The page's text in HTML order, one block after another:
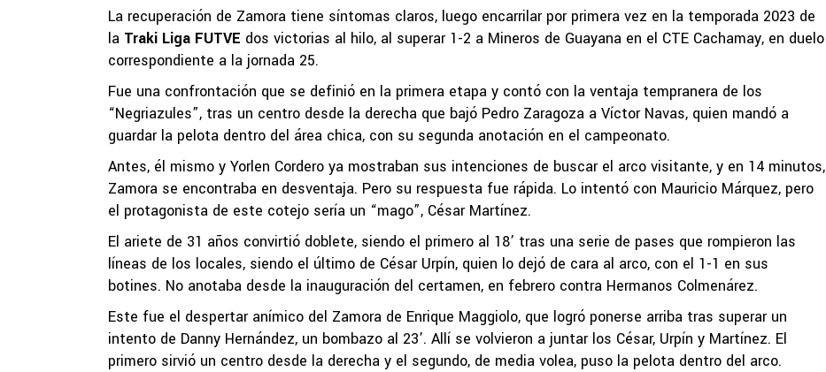
La recuperación de Zamora tiene síntomas claros, luego encarrilar por primera vez en la temporada 2023 de
la Traki Liga FUTVE dos victorias al hilo, al superar 1-2 a Mineros de Guayana en el CTE Cachamay, en duelo
correspondiente a la jornada 25.
Fue una confrontación que se definió en la primera etapa y contó con la ventaja tempranera de los
“Negriazules”, tras un centro desde la derecha que bajó Pedro Zaragoza a Víctor Navas, quien mandó a
guardar la pelota dentro del área chica, con su segunda anotación en el campeonato.
Antes, él mismo y Yorlen Cordero ya mostraban sus intenciones de buscar el arco visitante, y en 14 minutos,
Zamora se encontraba en desventaja. Pero su respuesta fue rápida. Lo intentó con Mauricio Márquez, pero
el protagonista de este cotejo sería un “mago”, César Martínez.
El ariete de 31 años convirtió doblete, siendo el primero al 18’ tras una serie de pases que rompieron las
líneas de los locales, siendo el último de César Urpín, quien lo dejó de cara al arco, con el 1-1 en sus
botines. No anotaba desde la inauguración del certamen, en febrero contra Hermanos Colmenárez.
Este fue el despertar anímico del Zamora de Enrique Maggiolo, que logró ponerse arriba tras superar un
intento de Danny Hernández, un bombazo al 23’. Allí se volvieron a juntar los César, Urpín y Martínez. El
primero sirvió un centro desde la derecha y el segundo, de media volea, puso la pelota dentro del arco.